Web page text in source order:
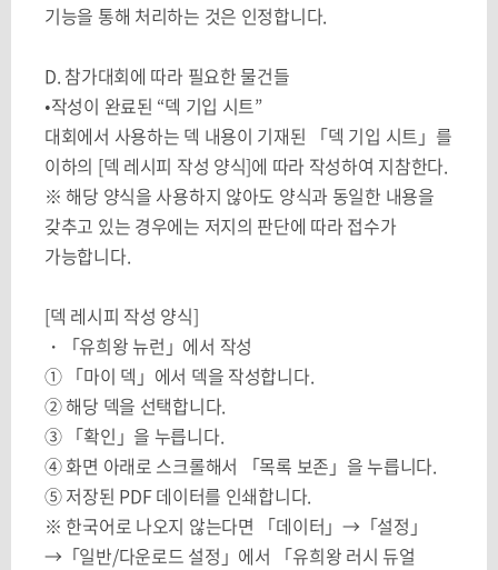
기능을 통해 처리하는 것은 인정합니다.
D. 참가대회에 따라 필요한 물건들
•작성이 완료된 “덱 기입 시트”
대회에서 사용하는 덱 내용이 기재된 「덱 기입 시트」를
이하의 [덱 레시피 작성 양식]에 따라 작성하여 지참한다.
※ 해당 양식을 사용하지 않아도 양식과 동일한 내용을
갖추고 있는 경우에는 저지의 판단에 따라 접수가
가능합니다.
[덱 레시피 작성 양식]
・「유희왕 뉴런」에서 작성
① 「마이 덱」에서 덱을 작성합니다.
② 해당 덱을 선택합니다.
③ 「확인」을 누릅니다.
④ 화면 아래로 스크롤해서 「목록 보존」을 누릅니다.
⑤ 저장된 PDF 데이터를 인쇄합니다.
※ 한국어로 나오지 않는다면 「데이터」→「설정」
→「일반/다운로드 설정」에서 「유희왕 러시 듀얼